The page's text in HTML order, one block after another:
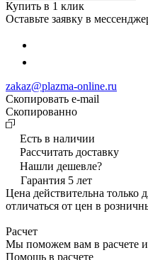
Купить в 1 клик
Оставьте заявку в
zakaz@plazma-online.ru
Скопировать e-mail
Cкопированно
Есть в наличии
Рассчитать доставку
Нашли дешевле?
Гарантия 5 лет
Цена действительна только
отличаться от цен в
Расчет
Мы поможем вам в расчете
Помощь в расчете